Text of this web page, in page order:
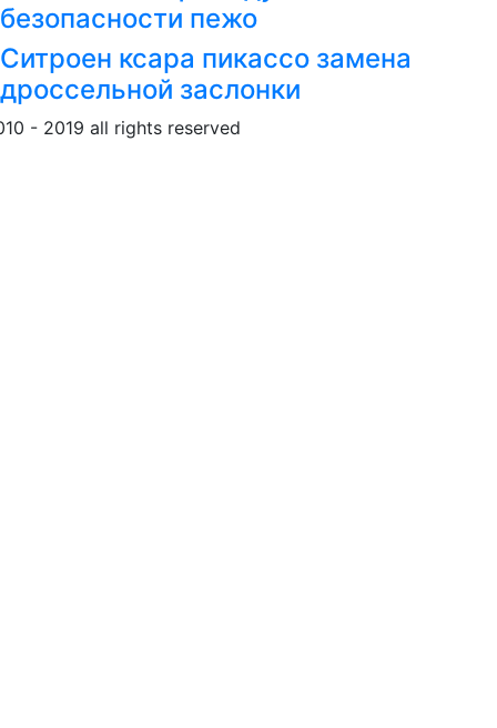
безопасности пежо
Ситроен ксара пикассо замена
дроссельной заслонки
- 2019 all rights reserved